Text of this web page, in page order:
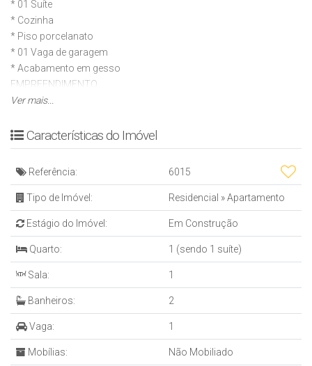
* ⁠01 Suíte
* ⁠Cozinha
* ⁠Piso porcelanato
* ⁠01 Vaga de garagem
* ⁠Acabamento em gesso
EMPREENDIMENTO
* Interfone
* ⁠Bicicletário
* ⁠03 Elevadores
* Portaria de monitoramento e segurança⁠
* ⁠Hall de entrada decorado e mobiliado
* Sensores de presença para luzes nas áreas comuns⁠
ÁREA DE LAZER
* Spa
* ⁠Sauna
* ⁠Solarium
* Academia
* ⁠Playground
* ⁠Salão de festas
Ver mais...
Características do Imóvel
Referência: 6015
Tipo de Imóvel: Residencial »Apartamento
Estágio do Imóvel: Em Construção
Quarto: 1 (sendo 1 suíte)
Sala: 1
Banheiros: 2
Vaga: 1
Mobílias: Não Mobiliado